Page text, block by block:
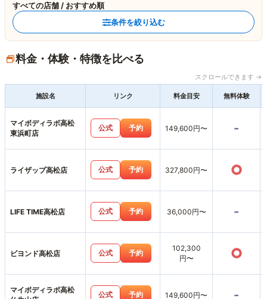
すべての店舗 / おすすめ順
条件を絞り込む
料金・体験・特徴を比べる
スクロールできます →
施設名 リンク 料金目安 無料体験
マイボディラボ高松
東浜町店
公式 予約 149,600円〜 -
ライザップ高松店 公式 予約 327,800円〜 ○
LIFE TIME高松店 公式 予約 36,000円〜 -
ビヨンド高松店 公式 予約
102,300
円〜
○
マイボディラボ高松
公式 予約 149,600円〜 -